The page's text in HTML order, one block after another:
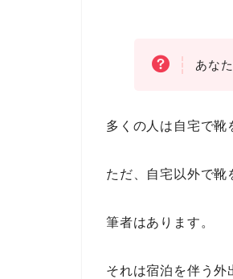
あな
多くの人は自宅で靴
ただ、自宅以外で靴
筆者はあります。
それは宿泊を伴う外